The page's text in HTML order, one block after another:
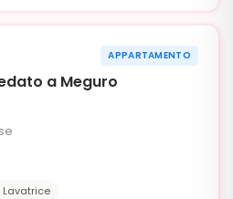
›
APPARTAMENTO
a Meguro
Lavatrice